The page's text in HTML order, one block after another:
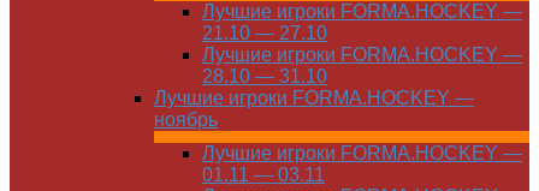
Лучшие игроки FORMA.HOCKEY —
21.10 — 27.10
Лучшие игроки FORMA.HOCKEY —
28.10 — 31.10
Лучшие игроки FORMA.HOCKEY —
ноябрь
Лучшие игроки FORMA.HOCKEY —
01.11 — 03.11